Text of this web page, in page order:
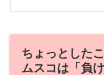
ちょっとした
ムスコは「負